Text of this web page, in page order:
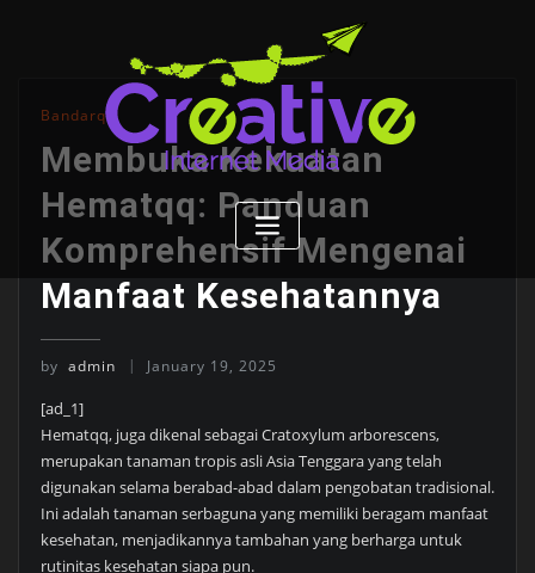
Bandarqq
Membuka Kekuatan
Hematqq: Panduan
Komprehensif Mengenai
Manfaat Kesehatannya
by admin January 19, 2025
[ad_1]
Hematqq, juga dikenal sebagai Cratoxylum arborescens,
merupakan tanaman tropis asli Asia Tenggara yang telah
digunakan selama berabad-abad dalam pengobatan tradisional.
Ini adalah tanaman serbaguna yang memiliki beragam manfaat
kesehatan, menjadikannya tambahan yang berharga untuk
rutinitas kesehatan siapa pun.